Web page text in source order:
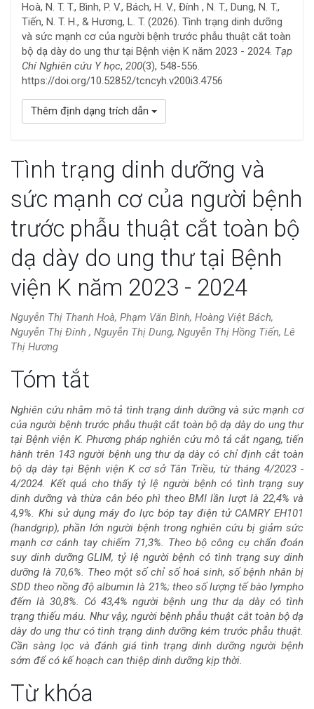
Hoà, N. T. T., Bình, P. V., Bách, H. V., Đính , N. T., Dung, N. T.,
Tiến, N. T. H., & Hương, L. T. (2026). Tình trạng dinh dưỡng
và sức mạnh cơ của người bệnh trước phẫu thuật cắt toàn
bộ dạ dày do ung thư tại Bệnh viện K năm 2023 - 2024. Tạp
Chí Nghiên cứu Y học, 200(3), 548-556.
https://doi.org/10.52852/tcncyh.v200i3.4756
Thêm định dạng trích dẫn
Tình trạng dinh dưỡng và
sức mạnh cơ của người bệnh
trước phẫu thuật cắt toàn bộ
dạ dày do ung thư tại Bệnh
viện K năm 2023 - 2024
Nguyễn Thị Thanh Hoà, Phạm Văn Bình, Hoàng Việt Bách,
Nguyễn Thị Đính , Nguyễn Thị Dung, Nguyễn Thị Hồng Tiến, Lê
Thị Hương
Nội
dung
chính
của
bài
viết
Tóm tắt
Nghiên cứu nhằm mô tả tình trạng dinh dưỡng và sức mạnh cơ
của người bệnh trước phẫu thuật cắt toàn bộ dạ dày do ung thư
tại Bệnh viện K. Phương pháp nghiên cứu mô tả cắt ngang, tiến
hành trên 143 người bệnh ung thư dạ dày có chỉ định cắt toàn
bộ dạ dày tại Bệnh viện K cơ sở Tân Triều, từ tháng 4/2023 -
4/2024. Kết quả cho thấy tỷ lệ người bệnh có tình trạng suy
dinh dưỡng và thừa cân béo phì theo BMI lần lượt là 22,4% và
4,9%. Khi sử dụng máy đo lực bóp tay điện tử CAMRY EH101
(handgrip), phần lớn người bệnh trong nghiên cứu bị giảm sức
mạnh cơ cánh tay chiếm 71,3%. Theo bộ công cụ chẩn đoán
suy dinh dưỡng GLIM, tỷ lệ người bệnh có tình trạng suy dinh
dưỡng là 70,6%. Theo một số chỉ số hoá sinh, số bệnh nhân bị
SDD theo nồng độ albumin là 21%; theo số lượng tế bào lympho
đếm là 30,8%. Có 43,4% người bệnh ung thư dạ dày có tình
trạng thiếu máu. Như vậy, người bệnh phẫu thuật cắt toàn bộ dạ
dày do ung thư có tình trạng dinh dưỡng kém trước phẫu thuật.
Cần sàng lọc và đánh giá tình trạng dinh dưỡng người bệnh
sớm để có kế hoạch can thiệp dinh dưỡng kịp thời.
Chi
Từ khóa